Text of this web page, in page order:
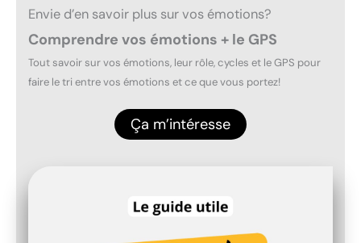
Envie d’en savoir plus sur vos émotions?
Comprendre vos émotions + le GPS
Tout savoir sur vos émotions, leur rôle, cycles et le GPS pour
faire le tri entre vos émotions et ce que vous portez!
Ça m’intéresse